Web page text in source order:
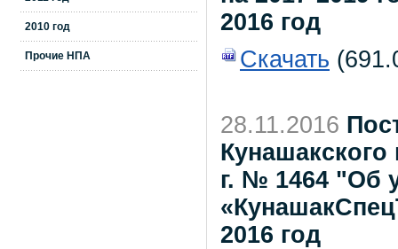
2010 год
Прочие НПА
2016 год
Скачать
28.11.2016
Кунашакского
г. № 1464 "Об
2016 год